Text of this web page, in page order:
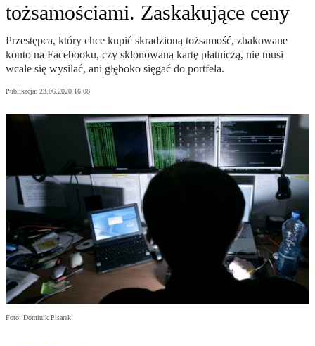
tożsamościami. Zaskakujące ceny
Przestępca, który chce kupić skradzioną tożsamość, zhakowane
konto na Facebooku, czy sklonowaną kartę płatniczą, nie musi
wcale się wysilać, ani głęboko sięgać do portfela.
Publikacja: 23.06.2020 16:08
Foto: Dominik Pisarek